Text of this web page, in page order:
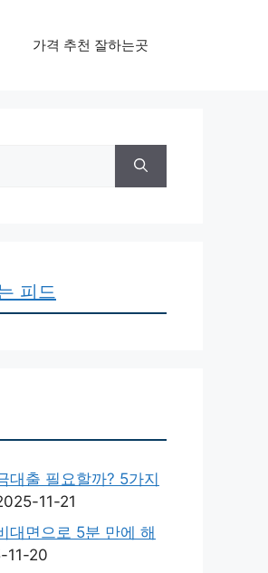
가격 추천 잘하는곳
피드
대출 필요할까? 5가지
11-21
대면으로 5분 만에 해
11-20